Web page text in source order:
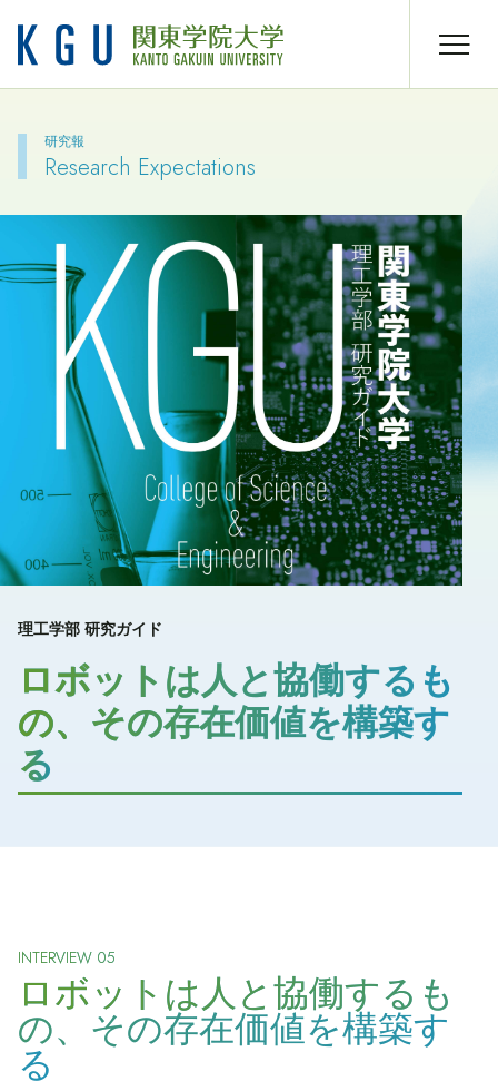
研究報
Research Expectations
理工学部 研究ガイド
ロボットは人と協働するも
の、その存在価値を構築す
る
INTERVIEW 05
ロボットは人と協働するも
の、その存在価値を構築す
る